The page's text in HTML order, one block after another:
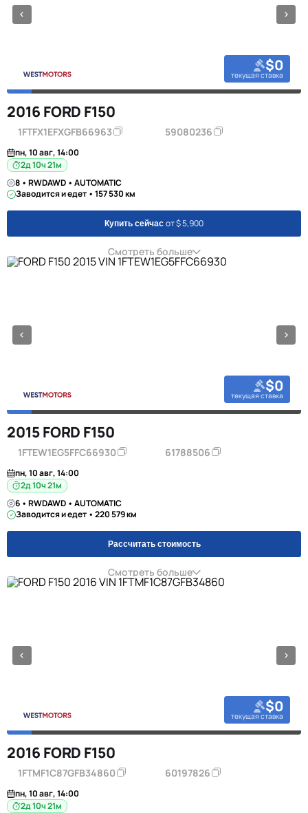
$0
текущая ставка
2016 FORD F150
1FTFX1EFXGFB66963 59080236
пн, 10 авг, 14:00
2д 10ч 21м
8 • RWDAWD • AUTOMATIC
Заводится и едет • 157 530 км
Купить сейчас от $ 5,900
Смотреть больше
$0
текущая ставка
2015 FORD F150
1FTEW1EG5FFC66930 61788506
пн, 10 авг, 14:00
2д 10ч 21м
6 • RWDAWD • AUTOMATIC
Заводится и едет • 220 579 км
Рассчитать стоимость
Смотреть больше
$0
текущая ставка
2016 FORD F150
1FTMF1C87GFB34860 60197826
пн, 10 авг, 14:00
2д 10ч 21м